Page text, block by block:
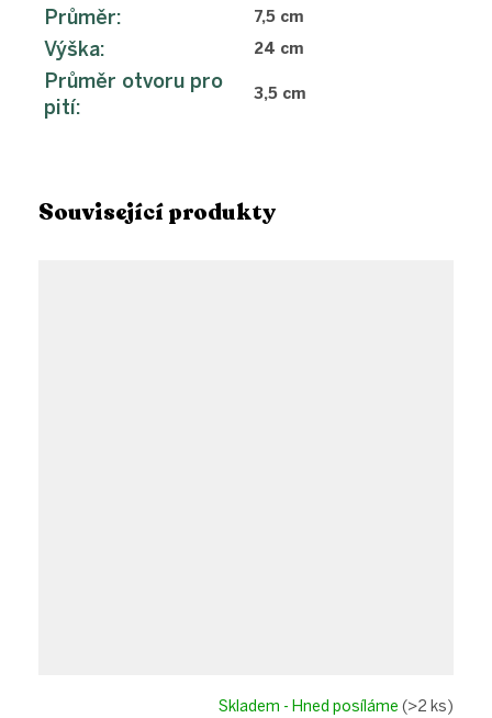
Související produkty
Skladem - Hned posíláme (>2 ks)
Průměr: 7,5 cm
Výška: 24 cm
Průměr otvoru pro
pití:
3,5 cm